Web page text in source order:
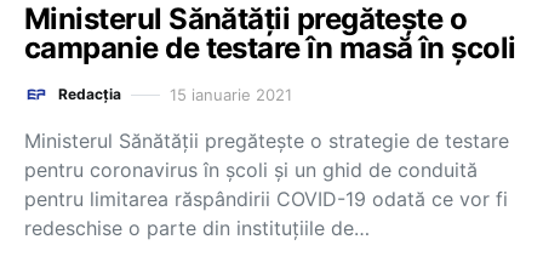
Ministerul Sănătății pregătește o
campanie de testare în masă în școli
Redacția 15 ianuarie 2021
Ministerul Sănătății pregătește o strategie de testare
pentru coronavirus în școli și un ghid de conduită
pentru limitarea răspândirii COVID-19 odată ce vor fi
redeschise o parte din instituțiile de…